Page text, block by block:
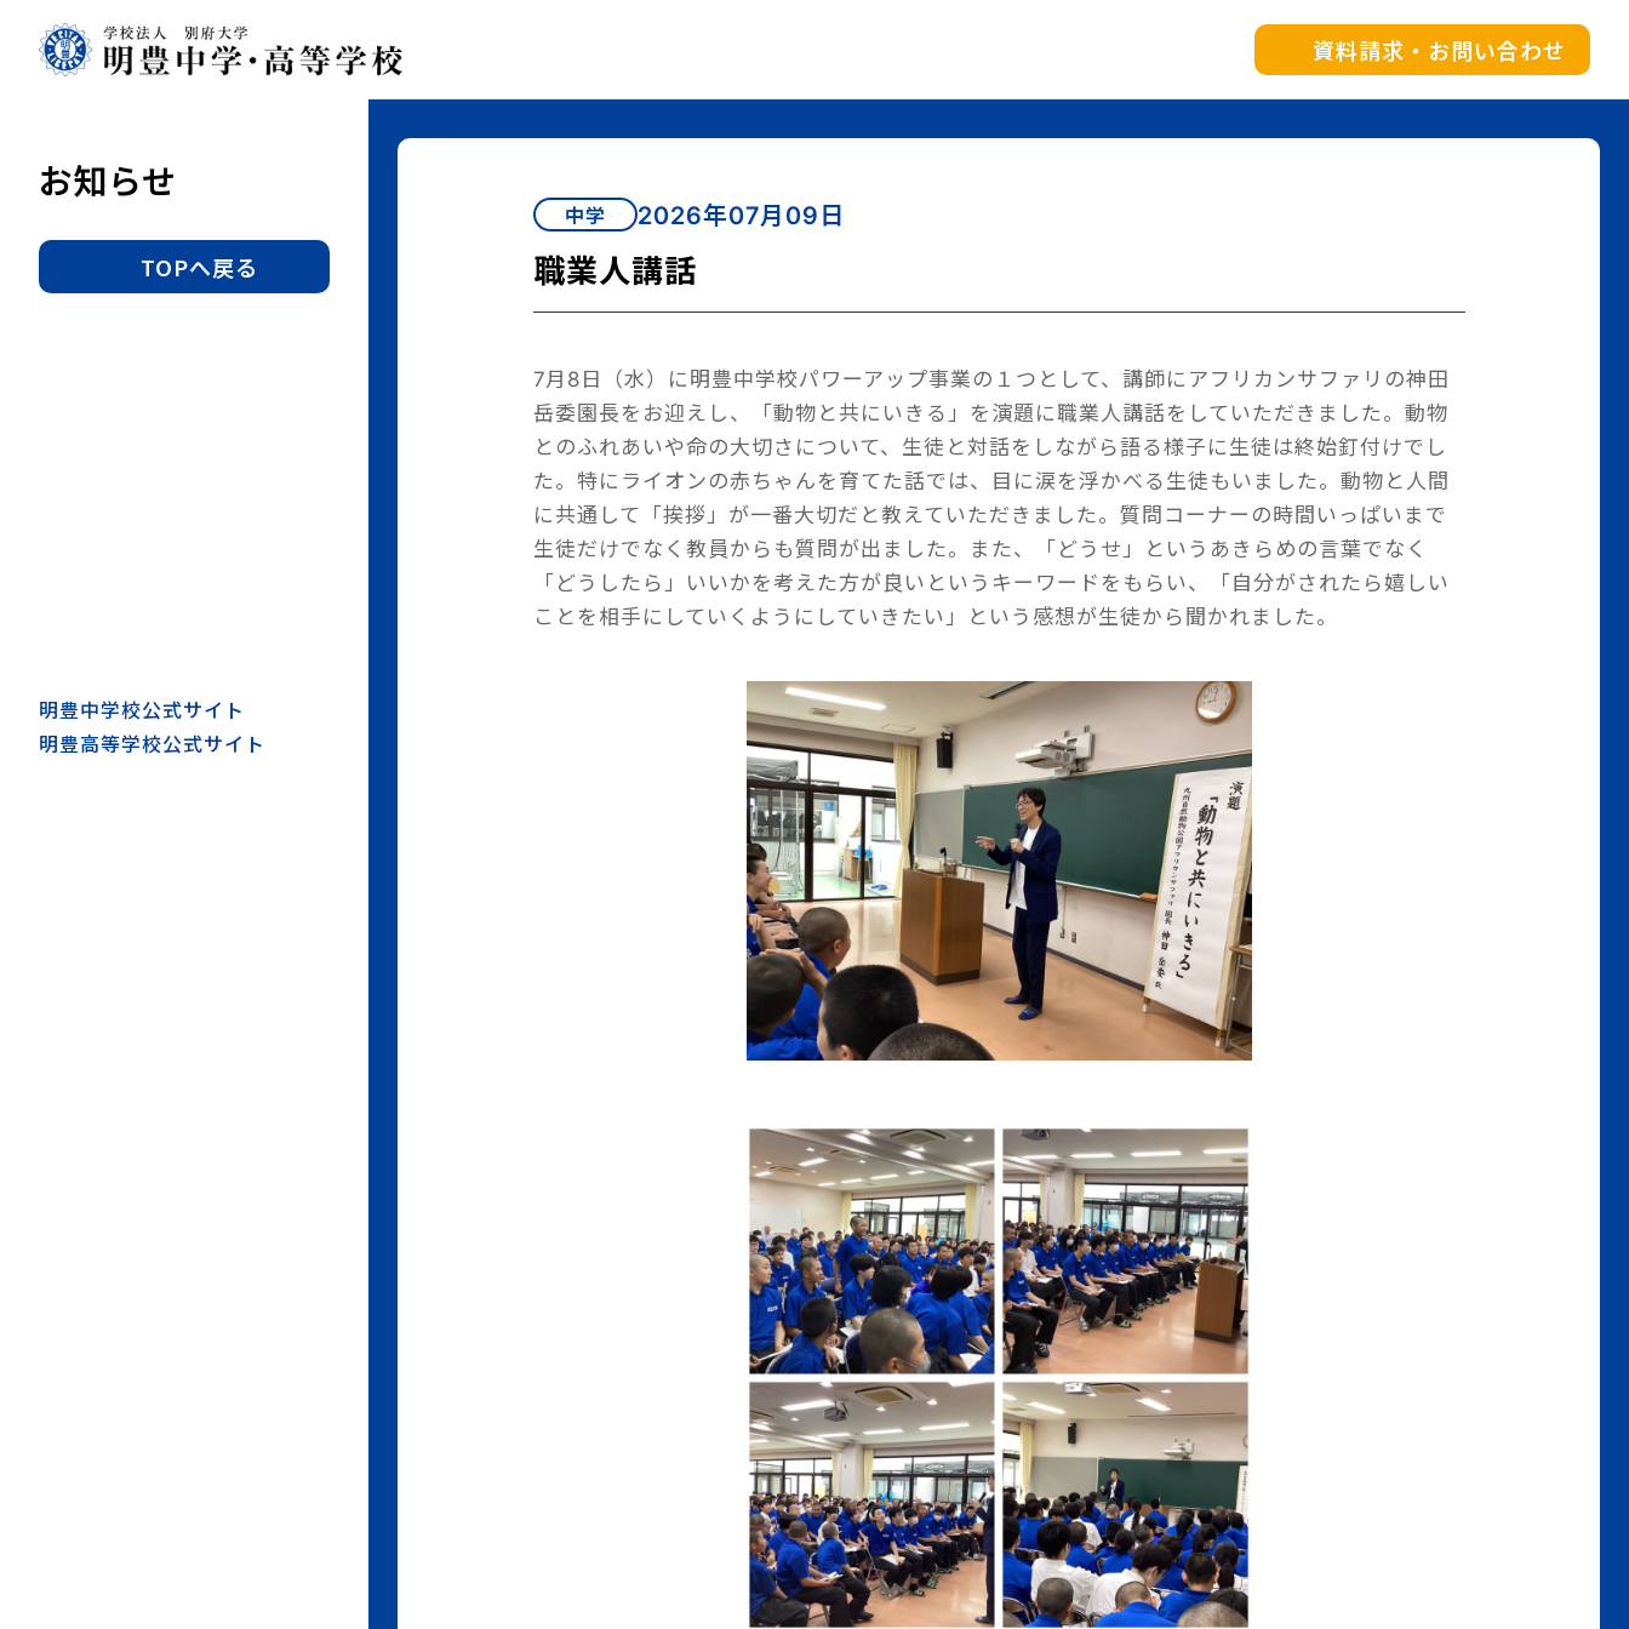
豊
中
資料請求・お問い合わせ
お知らせ
TOPへ戻る
明豊中学校公式サイト
明豊高等学校公式サイト
職業人講話
中学 2026年07月09日
7月8日（水）に明豊中学校パワーアップ事業の１つとして、講師にアフリカンサファリの神田
岳委園長をお迎えし、「動物と共にいきる」を演題に職業人講話をしていただきました。動物
とのふれあいや命の大切さについて、生徒と対話をしながら語る様子に生徒は終始釘付けでし
た。特にライオンの赤ちゃんを育てた話では、目に涙を浮かべる生徒もいました。動物と人間
に共通して「挨拶」が一番大切だと教えていただきました。質問コーナーの時間いっぱいまで
生徒だけでなく教員からも質問が出ました。また、「どうせ」というあきらめの言葉でなく
「どうしたら」いいかを考えた方が良いというキーワードをもらい、「自分がされたら嬉しい
ことを相手にしていくようにしていきたい」という感想が生徒から聞かれました。